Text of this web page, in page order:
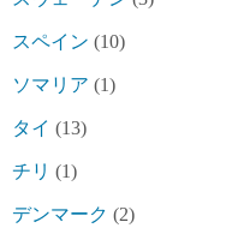
スペイン (10)
ソマリア (1)
タイ (13)
チリ (1)
デンマーク (2)